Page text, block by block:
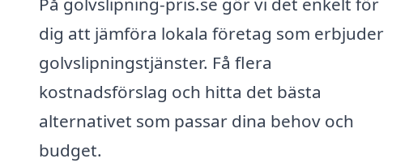
dig att jämföra lokala företag som erbjuder
golvslipningstjänster. Få flera
kostnadsförslag och hitta det bästa
alternativet som passar dina behov och
budget.